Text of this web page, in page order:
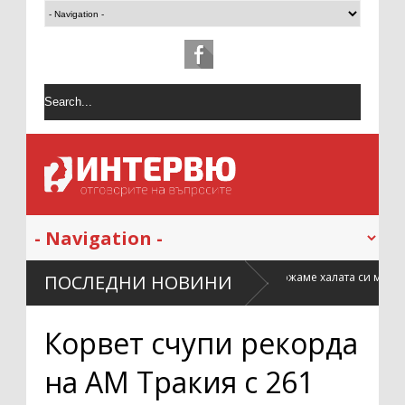
ПОСЛЕДНИ НОВИНИ
Как да поддържаме халата си мек и свеж по-дълго
време
Корвет счупи рекорда
на АМ Тракия с 261